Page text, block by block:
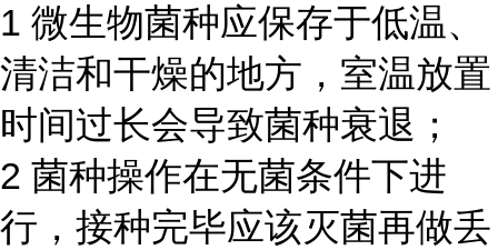
1 微生物菌种应保存于低温、
清洁和干燥的地方，室温放置
时间过长会导致菌种衰退；
2 菌种操作在无菌条件下进
行，接种完毕应该灭菌再做丢